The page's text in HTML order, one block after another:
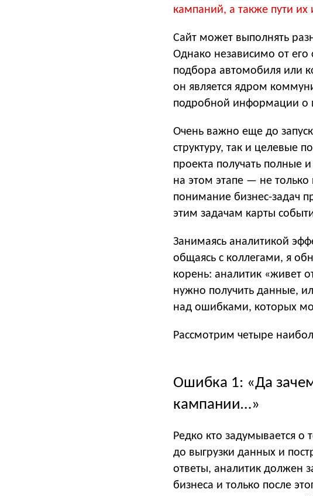
кампаний, а также пути их
Сайт может выполнять
Однако независимо от его
подбора автомобиля или
он является ядром
подробной информации о
Очень важно еще до
структуру, так и целевые
проекта получать полные
на этом этапе — не
понимание бизнес-задач
этим задачам карты
Занимаясь аналитикой
общаясь с коллегами, я
корень: аналитик «живет
нужно получить данные,
над ошибками, которых
Рассмотрим четыре
Ошибка 1: «Да
кампании…»
Редко кто задумывается о
до выгрузки данных и
ответы, аналитик должен
бизнеса и только после